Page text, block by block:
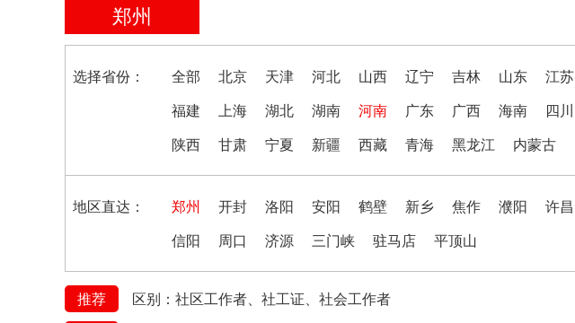
郑州
选择省份： 全部 北京 天津 河北 山西 辽宁 吉林 山东 江苏
福建
上海 湖北 湖南 河南 广东 广西 海南 四川
陕西
甘肃 宁夏 新疆 西藏 青海 黑龙江 内蒙古
地区直达： 郑州 开封 洛阳 安阳 鹤壁 新乡 焦作 濮阳 许昌
信阳
周口 济源 三门峡 驻马店 平顶山
推荐
区别：社区工作者、社工证、社会工作者